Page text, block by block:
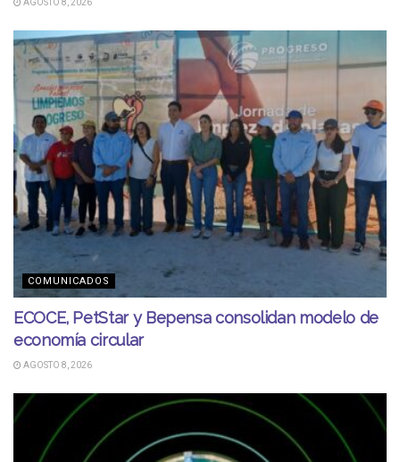
AGOSTO 8, 2026
COMUNICADOS
ECOCE, PetStar y Bepensa consolidan modelo de
economía circular
AGOSTO 8, 2026